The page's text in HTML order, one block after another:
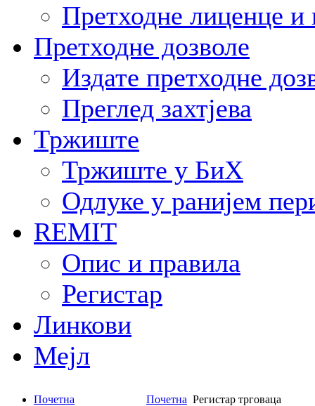
Претходне лиценце и
Претходне дозволе
Издате претходне
Преглед захтјева
Тржиште
Тржиште у БиХ
Одлуке у ранијем
REMIT
Опис и правила
Регистар
Линкови
Мејл
Почетна
Почетна Регистар трговаца